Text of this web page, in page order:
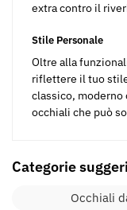
extra contro il
Stile Personale
Oltre alla funzionalità, gli occhiali da sole dovrebbero
riflettere il tuo
classico, moderno
occhiali che può
Categorie
Occhiali